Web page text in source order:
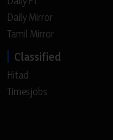
Daily Mirror
Tamil Mirror
Classified
Hitad
Timesjobs